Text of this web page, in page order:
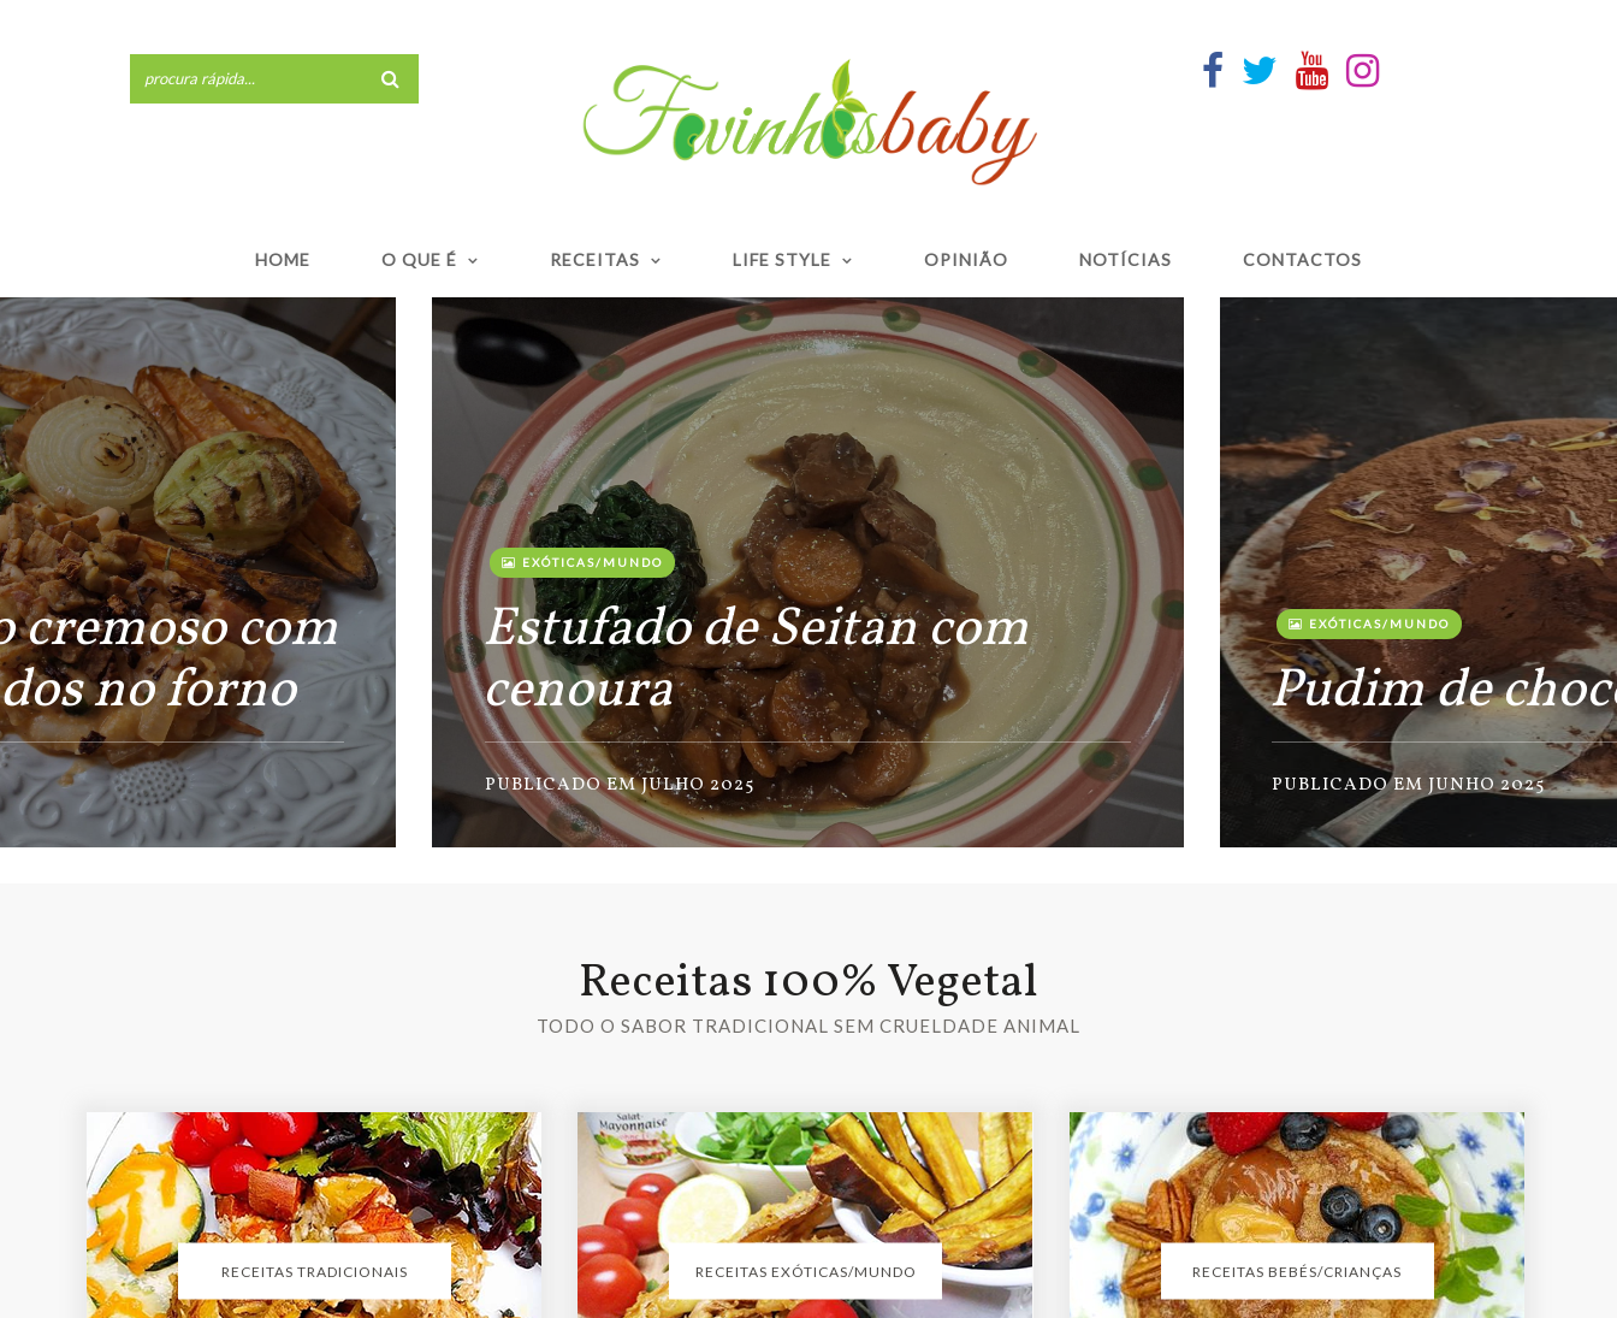
HOME O QUE É RECEITAS LIFE STYLE OPINIÃO NOTÍCIAS CONTACTOS
cremoso com
no forno
EXÓTICAS/MUNDO
Estufado de Seitan com
cenoura
PUBLICADO EM JULHO 2025
EXÓTICAS/MUNDO
Pudim de
PUBLICADO EM JUNHO 2025
Receitas 100% Vegetal
TODO O SABOR TRADICIONAL SEM CRUELDADE ANIMAL
RECEITAS TRADICIONAIS RECEITAS EXÓTICAS/MUNDO RECEITAS BEBÉS/CRIANÇAS